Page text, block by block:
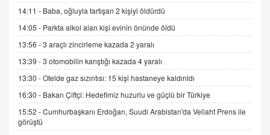
DR. EKREM ASLAN
Gerçek Ne, Algı Ne? "Beraber Yürüyoruz"
Cümlesinin Peşinden
19.07.2025 12:45
GÖNÜL MENEKŞE
Şifacının Yolu
04.11.2025 12:56
AV. RÜMEYSA ÖZKALE
14:11 - Baba, oğluyla tartışan 2 kişiyi öldürdü
14:05 - Parkta alkol alan kişi evinin önünde öldü
13:56 -3 araçlı zincirleme kazada 2 yaralı
13:39 -3 otomobilin karıştığı kazada 4 yaralı
13:30 -Otelde gaz sızıntısı: 15 kişi hastaneye kaldırıldı
16:30 - Bakan Çiftçi: Hedefimiz huzurlu ve güçlü bir Türkiye
15:52 -Cumhurbaşkanı Erdoğan, Suudi Arabistan'da Veliaht Prens ile
görüştü